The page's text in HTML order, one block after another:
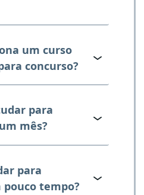
um curso
concurso?
para
mês?
para
pouco tempo?